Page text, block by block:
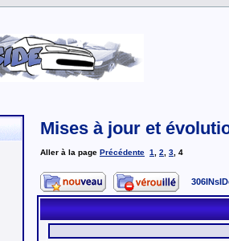
Mises à jour et
Aller à la page Précédente 1 2 3 4